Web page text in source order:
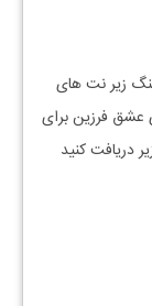
زیر نت های
عشق فرزینبرای
دریافت کنید